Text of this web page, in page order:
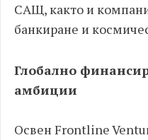
САЩ, както и
банкиране и
Глобално
амбиции
Освен Frontline